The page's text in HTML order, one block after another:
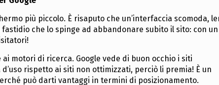
più piccolo. È risaputo che un’interfaccia scomoda,
che lo spinge ad abbandonare subito il sito: con un
motori di ricerca. Google vede di buon occhio i siti
rispetto ai siti non ottimizzati, perciò li premia! È un
può darti vantaggi in termini di posizionamento.